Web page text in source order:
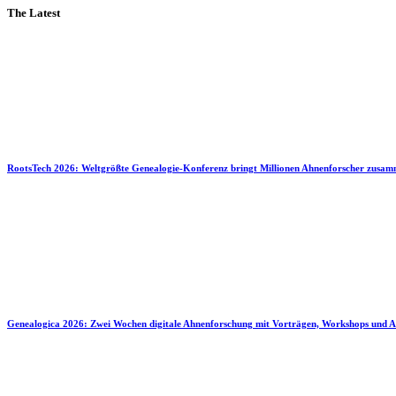
The Latest
RootsTech 2026: Weltgrößte Genealogie-Konferenz bringt Millionen Ahnenforscher
Genealogica 2026: Zwei Wochen digitale Ahnenforschung mit Vorträgen, Workshops und